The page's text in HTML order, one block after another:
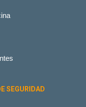
SEGURIDAD